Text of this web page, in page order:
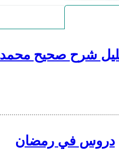
شرح صحيح
دروس في رمضان